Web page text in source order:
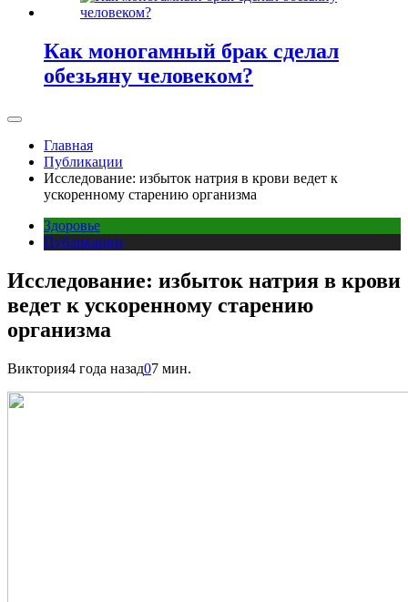
Как моногамный брак сделал
обезьяну человеком?
Главная
Публикации
Исследование: избыток натрия в крови ведет к
ускоренному старению организма
Здоровье
Публикации
Исследование: избыток натрия в крови
ведет к ускоренному старению
организма
Виктория4 года назад07 мин.